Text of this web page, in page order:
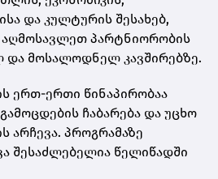
და კულტურის შესახებ,
აღმოსავლეთ პარტნიორობის
და მოსალოდნელ კავშირებზე.
ერთ-ერთი წინაპირობაა
ჩაბარება და უცხო
არჩევა. პროგრამაზე
შესაძლებელია წელიწადში